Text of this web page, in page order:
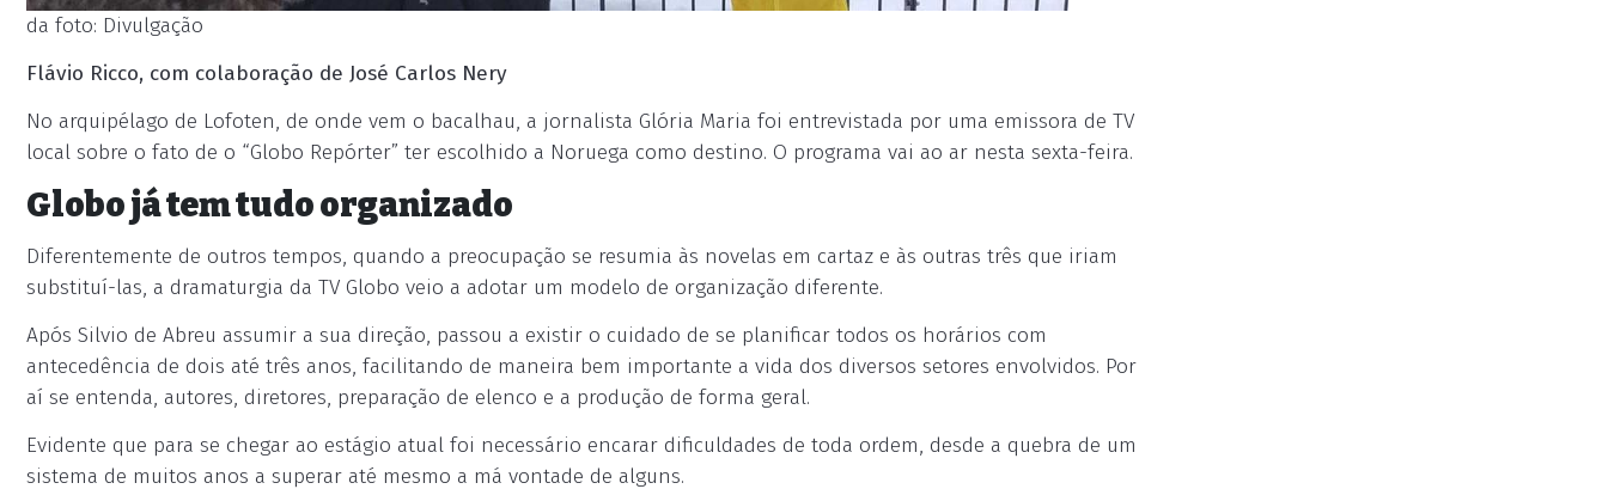
da foto: Divulgação
Flávio Ricco, com colaboração de José Carlos Nery
No arquipélago de Lofoten, de onde vem o bacalhau, a jornalista Glória Maria foi entrevistada por uma emissora de TV
local sobre o fato de o “Globo Repórter” ter escolhido a Noruega como destino. O programa vai ao ar nesta sexta-feira.
Globo já tem tudo organizado
Diferentemente de outros tempos, quando a preocupação se resumia às novelas em cartaz e às outras três que iriam
substituí-las, a dramaturgia da TV Globo veio a adotar um modelo de organização diferente.
Após Silvio de Abreu assumir a sua direção, passou a existir o cuidado de se planificar todos os horários com
antecedência de dois até três anos, facilitando de maneira bem importante a vida dos diversos setores envolvidos. Por
aí se entenda, autores, diretores, preparação de elenco e a produção de forma geral.
Evidente que para se chegar ao estágio atual foi necessário encarar dificuldades de toda ordem, desde a quebra de um
sistema de muitos anos a superar até mesmo a má vontade de alguns.